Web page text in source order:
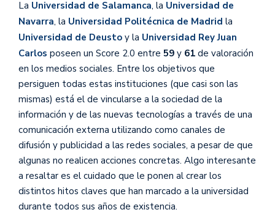
La Universidad de Salamanca, la Universidad de
Navarra, la Universidad Politécnica de Madrid la
Universidad de Deusto y la Universidad Rey Juan
Carlos poseen un Score 2.0 entre 59 y 61 de valoración
en los medios sociales. Entre los objetivos que
persiguen todas estas instituciones (que casi son las
mismas) está el de vincularse a la sociedad de la
información y de las nuevas tecnologías a través de una
comunicación externa utilizando como canales de
difusión y publicidad a las redes sociales, a pesar de que
algunas no realicen acciones concretas. Algo interesante
a resaltar es el cuidado que le ponen al crear los
distintos hitos claves que han marcado a la universidad
durante todos sus años de existencia.